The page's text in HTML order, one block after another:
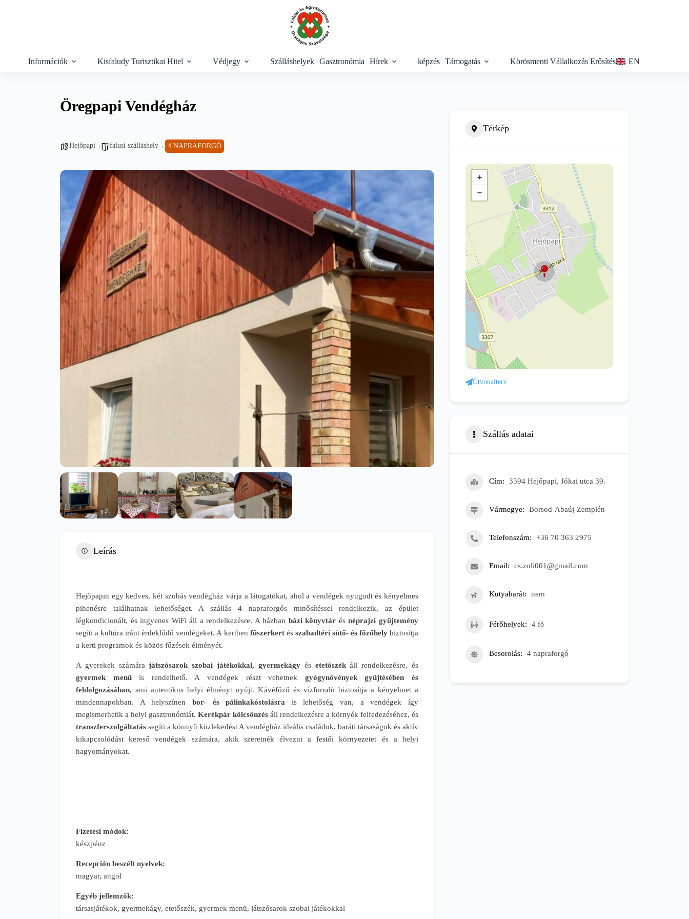
Információk Kisfaludy Turisztikai Hitel Védjegy Szálláshelyek Gasztronómia Hírek képzés Támogatás Körösmenti Vállalkozás Erősítés EN
Öregpapi Vendégház
Hejőpapi falusi szálláshely 4 NAPRAFORGÓ
Leírás
Hejőpapin egy kedves, két szobás vendégház várja a látogatókat, ahol a vendégek nyugodt és kényelmes
pihenésre találhatnak lehetőséget. A szállás 4 napraforgós minősítéssel rendelkezik, az épület
légkondicionált, és ingyenes WiFi áll a rendelkezésre. A házban házi könyvtár ésnéprajzi gyűjtemény
segíti a kultúra iránt érdeklődő vendégeket. A kertben fűszerkertés szabadtéri sütő- és főzőhelybiztosítja
a kerti programok és közös főzések élményét.
A gyerekek számárajátszósarok szobai játékokkal, gyermekágy ésetetőszékáll rendelkezésre, és
gyermek menüis rendelhető. A vendégek részt vehetnek gyógynövények gyűjtésében és
feldolgozásában, ami autentikus helyi élményt nyújt. Kávéfőző és vízforraló biztosítja a kényelmet a
mindennapokban. A helyszínen bor- és pálinkakóstolásra is lehetőség van, a vendégek így
megismerhetik a helyi gasztronómiát. Kerékpár kölcsönzés áll rendelkezésre a környék felfedezéséhez, és
transzferszolgáltatás segíti a könnyű közlekedést A vendégház ideális családok, baráti társaságok és aktív
kikapcsolódást kereső vendégek számára, akik szeretnék élvezni a festői környezetet és a helyi
hagyományokat.
Fizetési módok:
készpénz
Recepción beszélt nyelvek:
magyar, angol
Egyéb jellemzők:
társasjátékok, gyermekágy, etetőszék, gyermek menü, játszósarok szobai játékokkal
Térkép
+
−
Útvonalterv
Szállás adatai
Cím 3594 Hejőpapi, Jókai utca 39.
Vármegye Borsod-Abaúj-Zemplén
Telefonszám +36 70 363 2975
Email cs.zoli001@gmail.com
Kutyabarát nem
Férőhelyek 4 fő
Besorolás 4 napraforgó